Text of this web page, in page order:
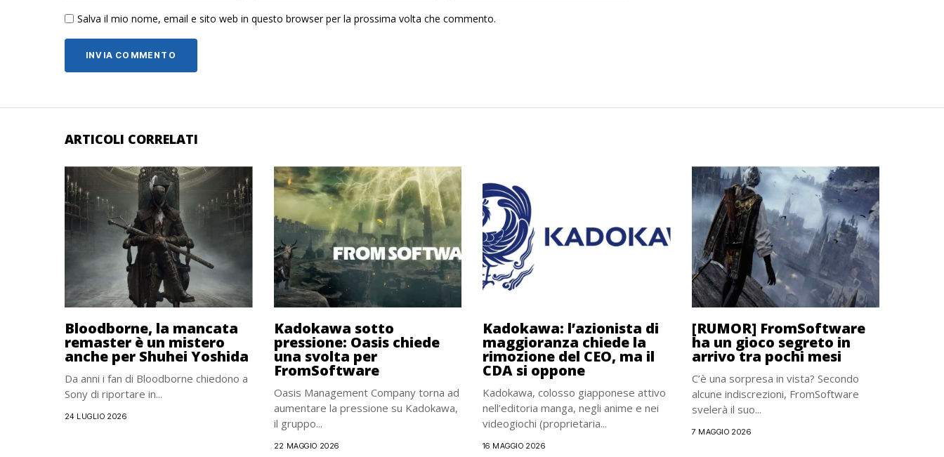
Salva il mio nome, email e sito web in questo browser per la prossima volta che commento.
ARTICOLI CORRELATI
Bloodborne, la mancata
remaster è un mistero
anche per Shuhei Yoshida
Da anni i fan di Bloodborne chiedono a
Sony di riportare in...
24 LUGLIO 2026
Kadokawa sotto
pressione: Oasis chiede
una svolta per
FromSoftware
Oasis Management Company torna ad
aumentare la pressione su Kadokawa,
il gruppo...
22 MAGGIO 2026
Kadokawa: l’azionista di
maggioranza chiede la
rimozione del CEO, ma il
CDA si oppone
Kadokawa, colosso giapponese attivo
nell’editoria manga, negli anime e nei
videogiochi (proprietaria...
16 MAGGIO 2026
[RUMOR] FromSoftware
ha un gioco segreto in
arrivo tra pochi mesi
C’è una sorpresa in vista? Secondo
alcune indiscrezioni, FromSoftware
svelerà il suo...
7 MAGGIO 2026